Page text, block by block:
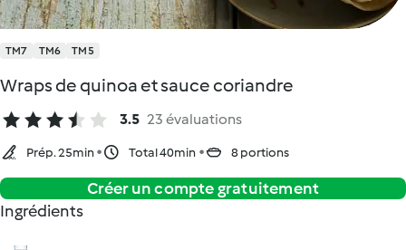
TM7 TM6 TM5
Wraps de quinoa et sauce coriandre
3.5 23 évaluations
Prép. 25min Total 40min 8 portions
Créer un compte gratuitement
Ingrédients